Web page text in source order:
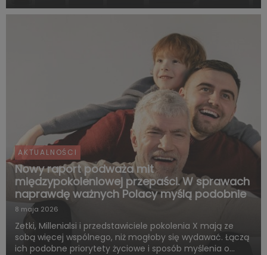
współpraca obejmie także wspólne działania skierowane
AKTUALNOŚCI
Nowy raport podważa mit
międzypokoleniowej przepaści. W sprawach
naprawdę ważnych Polacy myślą podobnie
8 maja 2026
Zetki, Millenialsi i przedstawiciele pokolenia X mają ze
sobą więcej wspólnego, niż mogłoby się wydawać. Łączą
ich podobne priorytety życiowe i sposób myślenia o